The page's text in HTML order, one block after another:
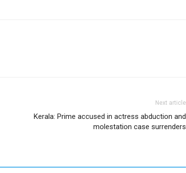
Next article
Kerala: Prime accused in actress abduction and
molestation case surrenders